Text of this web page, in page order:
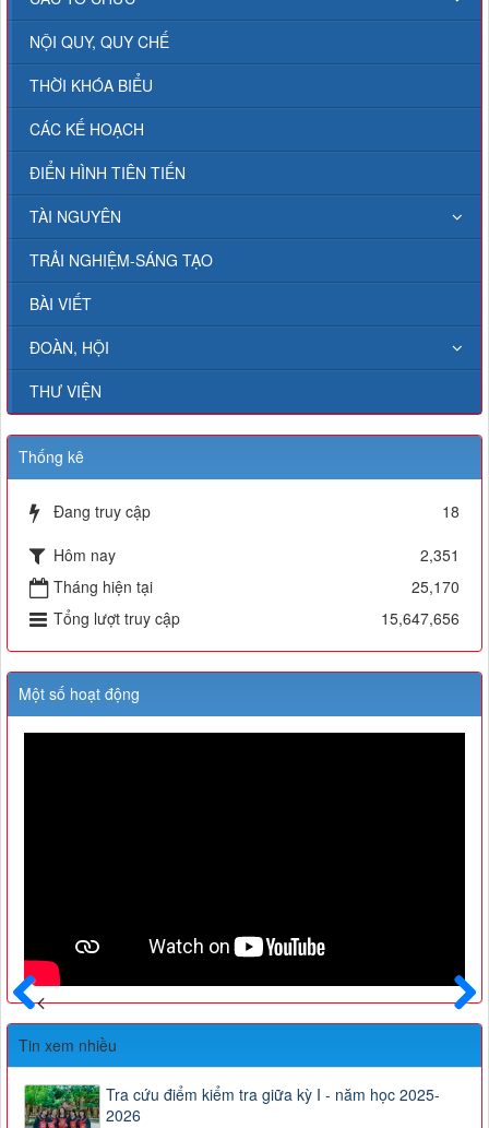
NỘI QUY, QUY CHẾ
THỜI KHÓA BIỂU
CÁC KẾ HOẠCH
ĐIỂN HÌNH TIÊN TIẾN
TÀI NGUYÊN
TRẢI NGHIỆM-SÁNG TẠO
BÀI VIẾT
ĐOÀN, HỘI
THƯ VIỆN
Thống kê
Đang truy cập
18
Hôm nay
2,351
Tháng hiện tại
25,170
Tổng lượt truy cập
15,647,656
Một số hoạt động
Sau
Trước
Tin xem nhiều
Tra cứu điểm kiểm tra giữa kỳ I - năm học 2025-
2026